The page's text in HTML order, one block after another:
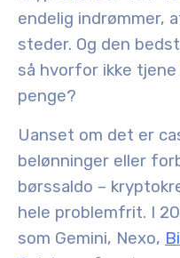
endelig indrømmer,
steder. Og den
så hvorfor ikke
penge?
Uanset om det er
belønninger eller
børssaldo –
hele problemfrit. I
som Gemini, Nexo,